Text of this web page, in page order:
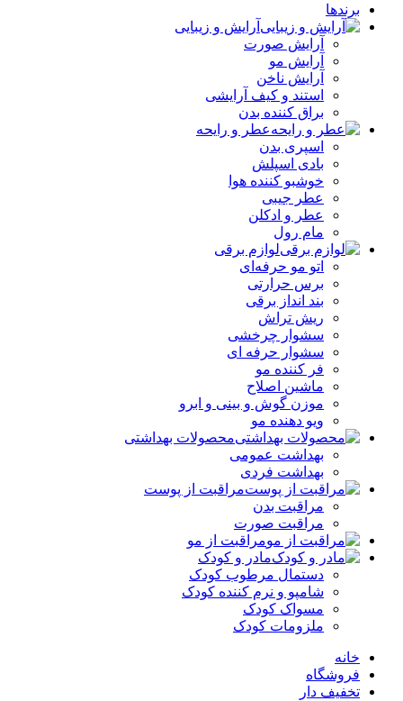
برندها
آرایش و زیبایی
آرایش صورت
آرایش مو
آرایش ناخن
استند و کیف آرایشی
براق کننده بدن
عطر و رایحه
اسپری بدن
بادی اسپلش
خوشبو کننده هوا
عطر جیبی
عطر و ادکلن
مام رول
لوازم برقی
اتو مو حرفه‌ای
برس حرارتی
بند انداز برقی
ریش تراش
سشوار چرخشی
سشوار حرفه ای
فر کننده‌ مو
ماشین اصلاح
موزن گوش و بینی و ابرو
ویو دهنده مو
محصولات بهداشتی
بهداشت عمومی
بهداشت فردی
مراقبت از پوست
مراقبت بدن
مراقبت صورت
مراقبت از مو
مادر و کودک
دستمال مرطوب کودک
شامپو و نرم کننده کودک
مسواک کودک
ملزومات کودک
خانه
فروشگاه
تخفیف دار